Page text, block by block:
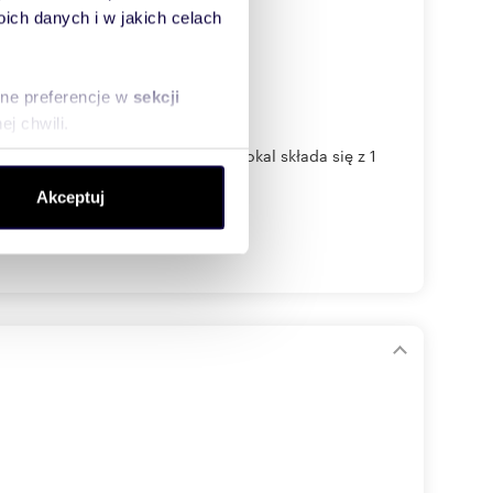
danych i w jakich celach
preferencje w sekcji
chwili.
społecznościowym,
od Ciebie lub
Akceptuj
ulicy 3 Maja w Pułtusku. Lokal składa się z 1